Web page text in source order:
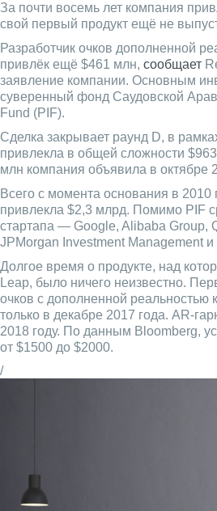
За почти восемь лет компания
свой первый продукт ещё не
Разработчик очков дополненной
привлёк ещё $461 млн, сообщает
заявление компании. Основным
суверенный фонд Саудовской
Fund (PIF).
Сделка закрывает раунд D, в
привлекла в общей сложности
млн компания объявила в октябре
Всего с момента основания в 2010
привлекла $2,3 млрд. Помимо PIF
стартапа — Google, Alibaba Group,
JPMorgan Investment Management и
Долгое время о продукте, над
Leap, было ничего неизвестно.
очков с дополненной реальностью
только в декабре 2017 года. AR-
2018 году. По данным Bloomberg,
от $1500 до $2000.
/